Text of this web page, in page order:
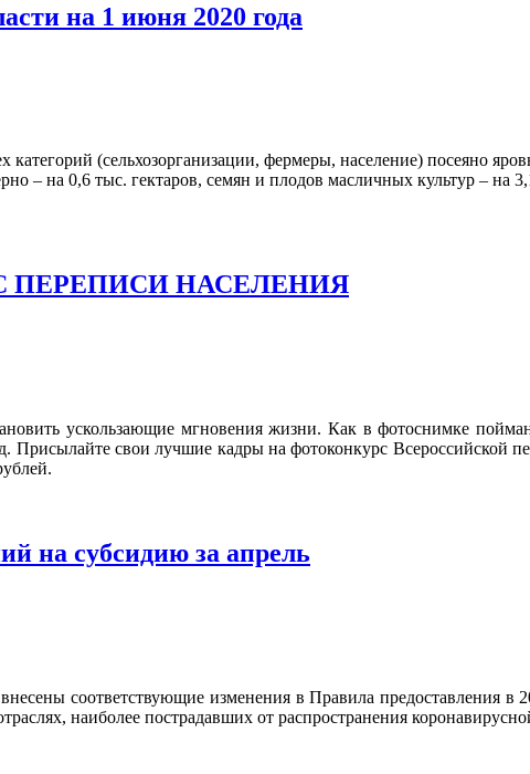
на 1 июня 2020 года
(сельхозорганизации, фермеры, население) посеяно
– на 0,6 тыс. гектаров, семян и плодов масличных культур – на
ПЕРЕПИСИ НАСЕЛЕНИЯ
ускользающие мгновения жизни. Как в фотоснимке
свои лучшие кадры на фотоконкурс Всероссийской
на субсидию за апрель
соответствующие изменения в Правила предоставления в
наиболее пострадавших от распространения